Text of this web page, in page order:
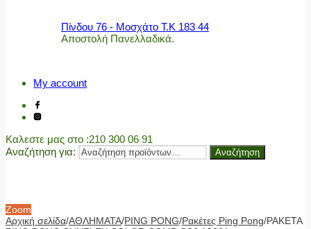
Πίνδου 76 - Μοσχάτο Τ.Κ 183 44
Αποστολή Πανελλαδικά.
My account
Καλεστε μας στο :210 300 06 91
Αναζήτηση για:
Αναζήτηση
Zoom
Αρχική σελίδα/ΑΘΛΗΜΑΤΑ/PING PONG/Ρακέτες Ping Pong/ΡΑΚΕΤΑ